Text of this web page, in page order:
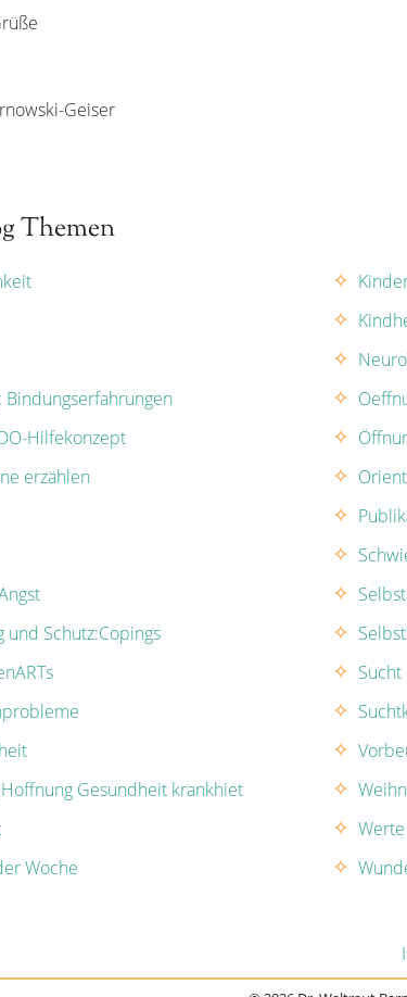
Geiser
Themen
Bindungserfahrungen
Hilfekonzept
erzählen
und Schutz:Copings
Gesundheit krankhiet
Woche
Sucht